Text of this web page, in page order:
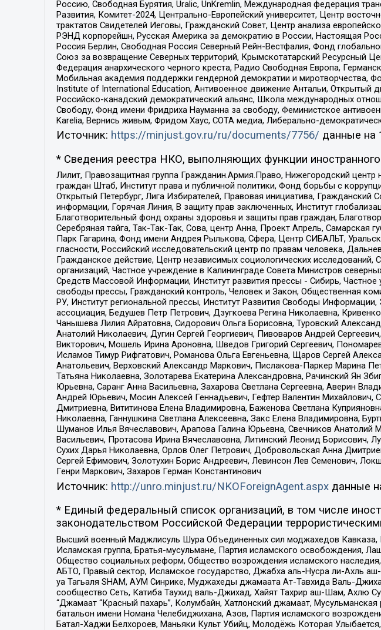
Россию, Свободная Бурятия, Uralic, UnKremlin, Международная федерация
Развития, Комитет-2024, Центрально-Европейский университет, Центр
трактатов Свидетелей Иеговы, Гражданский Совет, Центр анализа
РЭНД корпорейшн, Русская Америка за демократию в России, Настоящая
Россия Берлин, Свободная Россия Северный Рейн-Вестфалия, Фонд
Союз за возвращение Северных территорий, Крымскотатарский Ресурсный
Федерация анархического черного креста, Радио Свободная Европа,
Мобильная академия поддержки гендерной демократии и миротворчества,
Institute of International Education, Антивоенное движение Антальи, Открытый
Российско-канадский демократический альянс, Школа международных
Свободу, Фонд имени Фридриха Науманна за свободу, Феминистское
Karelia, Вернись живым, Фридом Хаус, СОТА медиа, Либерально-
Источник: https://minjust.gov.ru/ru/documents/7756/ данные на
* Сведения реестра НКО, выполняющих функции иностранного
Лилит, Правозащитная группа Гражданин.Армия.Право, Нижегородский
граждан Штаб, Институт права и публичной политики, Фонд борьбы с
Открытый Петербург, Лига Избирателей, Правовая инициатива,
информации, Горячая Линия, В защиту прав заключенных, Институт
Благотворительный фонд охраны здоровья и защиты прав граждан,
Серебряная тайга, Так-Так-Так, Сова, центр Анна, Проект Апрель,
Парк Гагарина, Фонд имени Андрея Рылькова, Сфера, Центр СИБАЛЬТ,
гласности, Российский исследовательский центр по правам человека,
Гражданское действие, Центр независимых социологических
организаций, Частное учреждение в Калининграде Совета Министров
Средств Массовой Информации, Институт развития прессы - Сибирь,
свободы прессы, Гражданский контроль, Человек и Закон, Общественная
РУ, Институт региональной прессы, Институт Развития Свободы
ассоциация, Бедушев Петр Петрович, Дзугкоева Регина Николаевна,
Чанышева Лилия Айратовна, Сидорович Ольга Борисовна, Туровский
Анатолий Николаевич, Дугин Сергей Георгиевич, Пивоваров Андрей
Викторович, Мошель Ирина Ароновна, Шведов Григорий Сергеевич,
Исламов Тимур Рифгатович, Романова Ольга Евгеньевна, Щаров Сергей
Анатольевич, Верховский Александр Маркович, Пислакова-Паркер Марина
Татьяна Николаевна, Золотарева Екатерина Александровна, Рачинский Ян
Юрьевна, Саранг Анна Васильевна, Захарова Светлана Сергеевна, Аверин
Андрей Юрьевич, Мосин Алексей Геннадьевич, Гефтер Валентин
Дмитриевна, Вититинова Елена Владимировна, Баженова Светлана
Николаевна, Ганнушкина Светлана Алексеевна, Закс Елена Владимировна,
Шуманов Илья Вячеславович, Арапова Галина Юрьевна, Свечников
Васильевич, Протасова Ирина Вячеславовна, Литинский Леонид Борисович,
Сухих Дарья Николаевна, Орлов Олег Петрович, Добровольская Анна
Сергей Ефимович, Золотухин Борис Андреевич, Левинсон Лев Семенович,
Генри Маркович, Захаров Герман Константинович
Источник: http://unro.minjust.ru/NKOForeignAgent.aspxданные
* Единый федеральный список организаций, в том числе
законодательством Российской Федерации
Высший военный Маджлисуль Шура Объединенных сил моджахедов Кавказа,
Исламская группа, Братья-мусульмане, Партия исламского освобождения,
Общество социальных реформ, Общество возрождения исламского
АБТО, Правый сектор, Исламское государство, Джабха аль-Нусра ли-Ахль
уа Тагьаля SHAM, АУМ Синрике, Муджахеды джамаата Ат-Тавхида Валь-
сообщество Сеть, Катиба Таухид валь-Джихад, Хайят Тахрир аш-Шам, Ахлю
“Джамаат “Красный пахарь”, Колумбайн, Хатлонский джамаат,
батальон имени Номана Челебиджихана, Азов, Партия исламского
Батал-Хаджи Белхороев, Маньяки Культ Убийц, Молодёжь Которая